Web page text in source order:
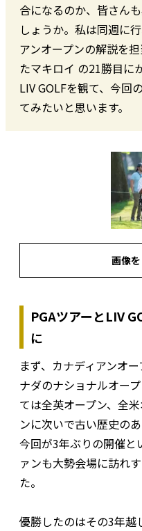
合になるのか、皆さん
しょうか。私は同週に
アンオープンの解説を
たマキロイ の21勝目に
LIV GOLFを観て、今回
てみたいと思います。
画像
PGAツアーとLIV
に
まず、カナディアンオ
ナダのナショナルオー
ては全英オープン、全
ンに次いで古い歴史の
今回が3年ぶりの開催と
ァンも大勢会場に訪れ
た。
優勝したのはその3年越